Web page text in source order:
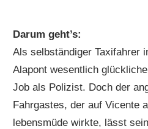
Darum geht’s:
Als selbständiger Taxifahrer
Alapont wesentlich
Job als Polizist. Doch der
Fahrgastes, der auf Vicente
lebensmüde wirkte, lässt